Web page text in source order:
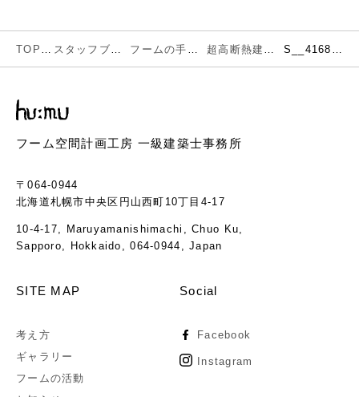
フーム空間計画工房 一級建築士事務所
〒064-0944
北海道札幌市中央区円山西町10丁目4-17
10-4-17, Maruyamanishimachi, Chuo Ku,
Sapporo, Hokkaido, 064-0944, Japan
SITE MAP
考え方
ギャラリー
フームの活動
Social
Facebook
Instagram